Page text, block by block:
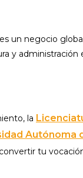
un negocio
y administración
la
Autónoma
tu